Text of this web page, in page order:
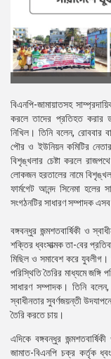
উন্নয়নের
বাংলাদেশ
নিউজলেটার
প্রেস
রিলিজ
প্রকাশনা
গ্যালারি
বিএনপি-
জামায়াত
সংগঠন
নির্বাচনী
ইশতেহার
বিএনপি-জামায়াতসহ
করলে তাদের প্রতিহত করার
নিখিল। তিনি বলেন, রোববার
পৌর ও ইউনিয়ন কমিটির
বিশৃঙ্খলার চেষ্টা করলে
লোকজন হরতালের নামে
ফার্মগেট আনন্দ সিনেমা হলের
সংগঠনটির সাধারণ সম্পাদক
বঙ্গবন্ধুর জন্মশতবার্ষিকী ও
শক্তির ধ্বংসাত্মক তা-বের
মিছিল ও সমাবেশ করে যুবলীগ।
পরিস্থিতি তৈরির মাধ্যমে
সাধারণ সম্পাদক। তিনি
স্বাধীনতার সুবর্ণজয়ন্তী
তৈরি করতে চায়।
এদিকে বঙ্গবন্ধুর
জামাত-বিএনপি চক্র কর্তৃক